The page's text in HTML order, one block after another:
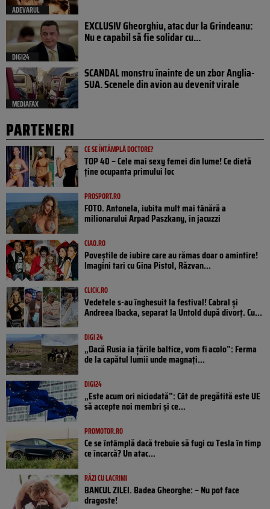
ADEVARUL
DIGI24
EXCLUSIV Gheorghiu, atac dur la Grindeanu:
Nu e capabil să fie solidar cu...
MEDIAFAX
SCANDAL monstru înainte de un zbor Anglia-
SUA. Scenele din avion au devenit virale
PARTENERI
CE SE ÎNTÂMPLĂ DOCTORE?
TOP 40 – Cele mai sexy femei din lume! Ce dietă
ține ocupanta primului loc
PROSPORT.RO
FOTO. Antonela, iubita mult mai tânără a
milionarului Arpad Paszkany, în jacuzzi
CIAO.RO
Poveştile de iubire care au rămas doar o amintire!
Imagini tari cu Gina Pistol, Răzvan...
CLICK.RO
Vedetele s-au înghesuit la festival! Cabral și
Andreea Ibacka, separat la Untold după divorț. Cu...
DIGI 24
„Dacă Rusia ia țările baltice, vom fi acolo”: Ferma
de la capătul lumii unde magnați...
DIGI24
„Este acum ori niciodată”: Cât de pregătită este UE
să accepte noi membri și ce...
PROMOTOR.RO
Ce se întâmplă dacă trebuie să fugi cu Tesla în timp
ce încarcă? Un atac...
RÂZI CU LACRIMI
BANCUL ZILEI. Badea Gheorghe: – Nu pot face
dragoste!